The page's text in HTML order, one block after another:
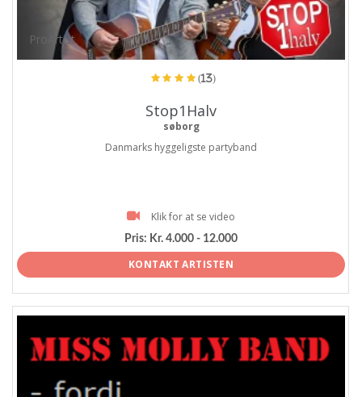
ProArtist
(13)
Stop1Halv
søborg
Danmarks hyggeligste partyband
Klik for at se video
Pris: Kr. 4.000 - 12.000
KONTAKT ARTISTEN